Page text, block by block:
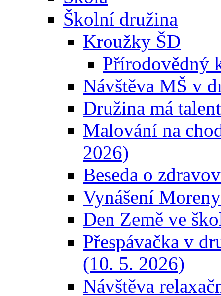
Školní družina
Kroužky ŠD
Přírodovědný
Návštěva MŠ v
Družina má
Malování na
2026)
Beseda o
Vynášení
Den Země ve
Přespávačka v
(10. 5. 2026)
Návštěva